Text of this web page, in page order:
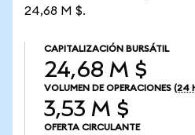
24,68 M $.
CAPITALIZACIÓN BURSÁTIL
24,68 M $
VOLUMEN DE OPERACIONES (24
3,53 M $
OFERTA CIRCULANTE